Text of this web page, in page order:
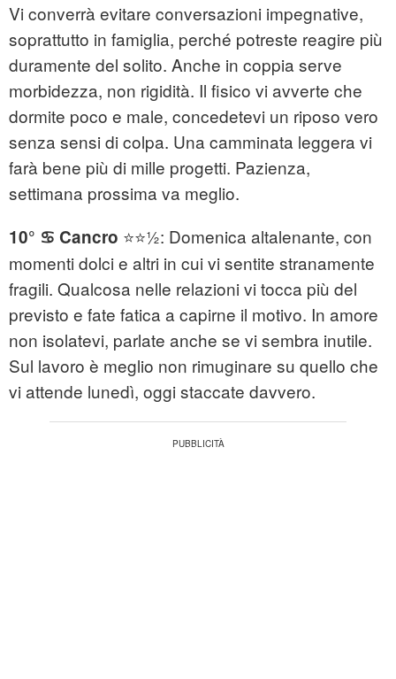
Vi converrà evitare conversazioni impegnative,
soprattutto in famiglia, perché potreste reagire più
duramente del solito. Anche in coppia serve
morbidezza, non rigidità. Il fisico vi avverte che
dormite poco e male, concedetevi un riposo vero
senza sensi di colpa. Una camminata leggera vi
farà bene più di mille progetti. Pazienza,
settimana prossima va meglio.
10° ♋ Cancro ⭐⭐½: Domenica altalenante, con
momenti dolci e altri in cui vi sentite stranamente
fragili. Qualcosa nelle relazioni vi tocca più del
previsto e fate fatica a capirne il motivo. In amore
non isolatevi, parlate anche se vi sembra inutile.
Sul lavoro è meglio non rimuginare su quello che
vi attende lunedì, oggi staccate davvero.